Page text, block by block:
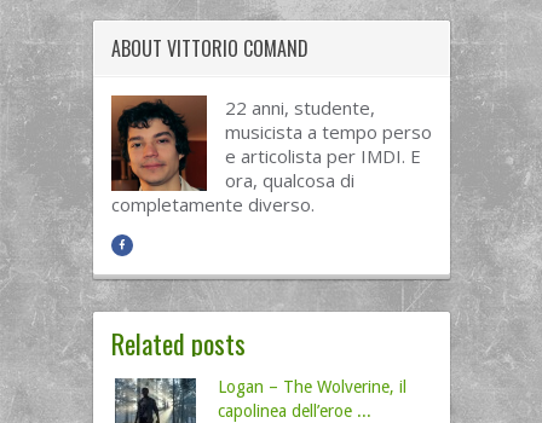
ABOUT VITTORIO COMAND
22 anni, studente,
musicista a tempo perso
e articolista per IMDI. E
ora, qualcosa di
completamente diverso.
Related posts
Logan – The Wolverine, il
capolinea dell’eroe ...